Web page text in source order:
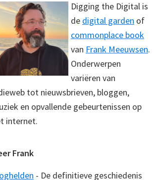
Digging the Digital is
de digital garden of
commonplace book
van Frank Meeuwsen.
Onderwerpen
variëren van
tot nieuwsbrieven, bloggen,
en opvallende gebeurtenissen op
internet.
Frank
- De definitieve geschiedenis